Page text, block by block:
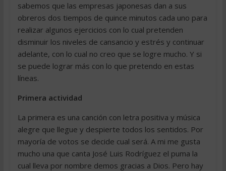
sabemos que las empresas japonesas dan a sus
obreros dos tiempos de quince minutos cada uno para
realizar algunos ejercicios con lo cual pretenden
disminuir los niveles de cansancio y estrés y continuar
adelante, con lo cual no creo que se logre mucho. Y si
se puede lograr más con lo que pretendo en estas
líneas.
Primera actividad
La primera es una canción con letra positiva y música
alegre que llegue y despierte todos los sentidos. Por
mayoría de votos se decide cual será. A mi me gusta
mucho una que canta José Luis Rodríguez el puma la
cual lleva por nombre demos gracias a Dios. Pero hay